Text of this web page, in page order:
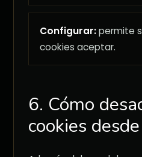
Configurar:permite
cookies aceptar.
6. Cómo
cookies